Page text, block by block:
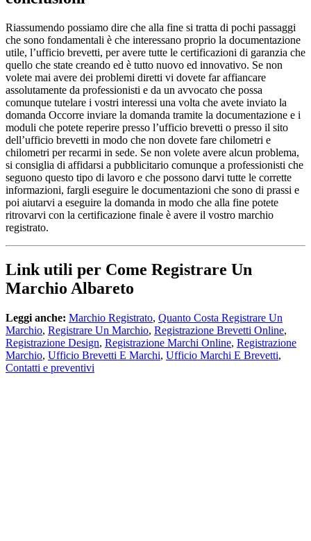
Riassumendo possiamo dire che alla fine si tratta di pochi passaggi
che sono fondamentali è che interessano proprio la documentazione
utile, l’ufficio brevetti, per avere tutte le certificazioni di garanzia che
quello che state creando ed è tutto nuovo ed innovativo. Se non
volete mai avere dei problemi diretti vi dovete far affiancare
assolutamente da professionisti e da un avvocato che possa
comunque tutelare i vostri interessi una volta che avete inviato la
domanda Occorre inviare la domanda tramite la documentazione e i
moduli che potete reperire presso l’ufficio brevetti o presso il sito
dell’ufficio brevetti in modo che non dovete fare chilometri e
chilometri per recarmi in sede. Se non volete avere alcun problema,
si consiglia di affidarsi a pubblicitario comunque a professionisti che
seguono questo tipo di lavoro e che possono darvi tutte le corrette
informazioni, fargli eseguire le documentazioni che sono di prassi e
poi aiutarvi a eseguire la domanda in modo che alla fine potete
ritrovarvi con la certificazione finale è avere il vostro marchio
registrato.
Link utili per Come Registrare Un
Marchio Albareto
Leggi anche: Marchio Registrato, Quanto Costa Registrare Un
Marchio, Registrare Un Marchio, Registrazione Brevetti Online,
Registrazione Design, Registrazione Marchi Online, Registrazione
Marchio, Ufficio Brevetti E Marchi, Ufficio Marchi E Brevetti,
Contatti e preventivi